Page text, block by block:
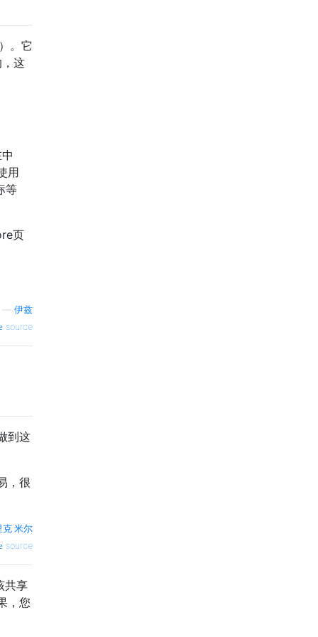
。它
，这
用
等
页
伊兹
source
到这
，很
·米尔
source
共享
，您